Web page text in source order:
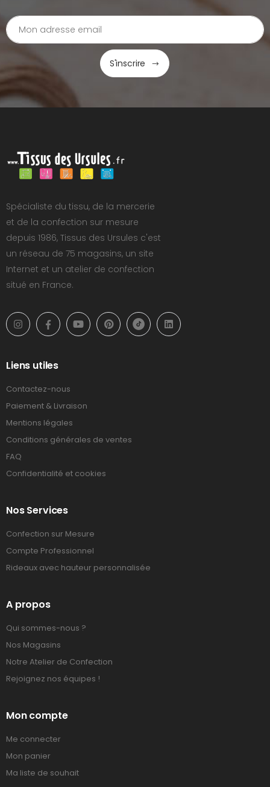
S'inscrire
Spécialiste du tissu, de la mercerie
et de la confection sur mesure
depuis 1986, Tissus des Ursules c'est
un réseau de 75 magasins, un site
Internet et un atelier de confection
situé en France.
Liens utiles
Contactez-nous
Paiement & Livraison
Mentions légales
Conditions générales de ventes
FAQ
Confidentialité et cookies
Nos Services
Confection sur Mesure
Compte Professionnel
Rideaux avec hauteur personnalisée
A propos
Qui sommes-nous ?
Nos Magasins
Notre Atelier de Confection
Rejoignez nos équipes !
Mon compte
Me connecter
Mon panier
Ma liste de souhait